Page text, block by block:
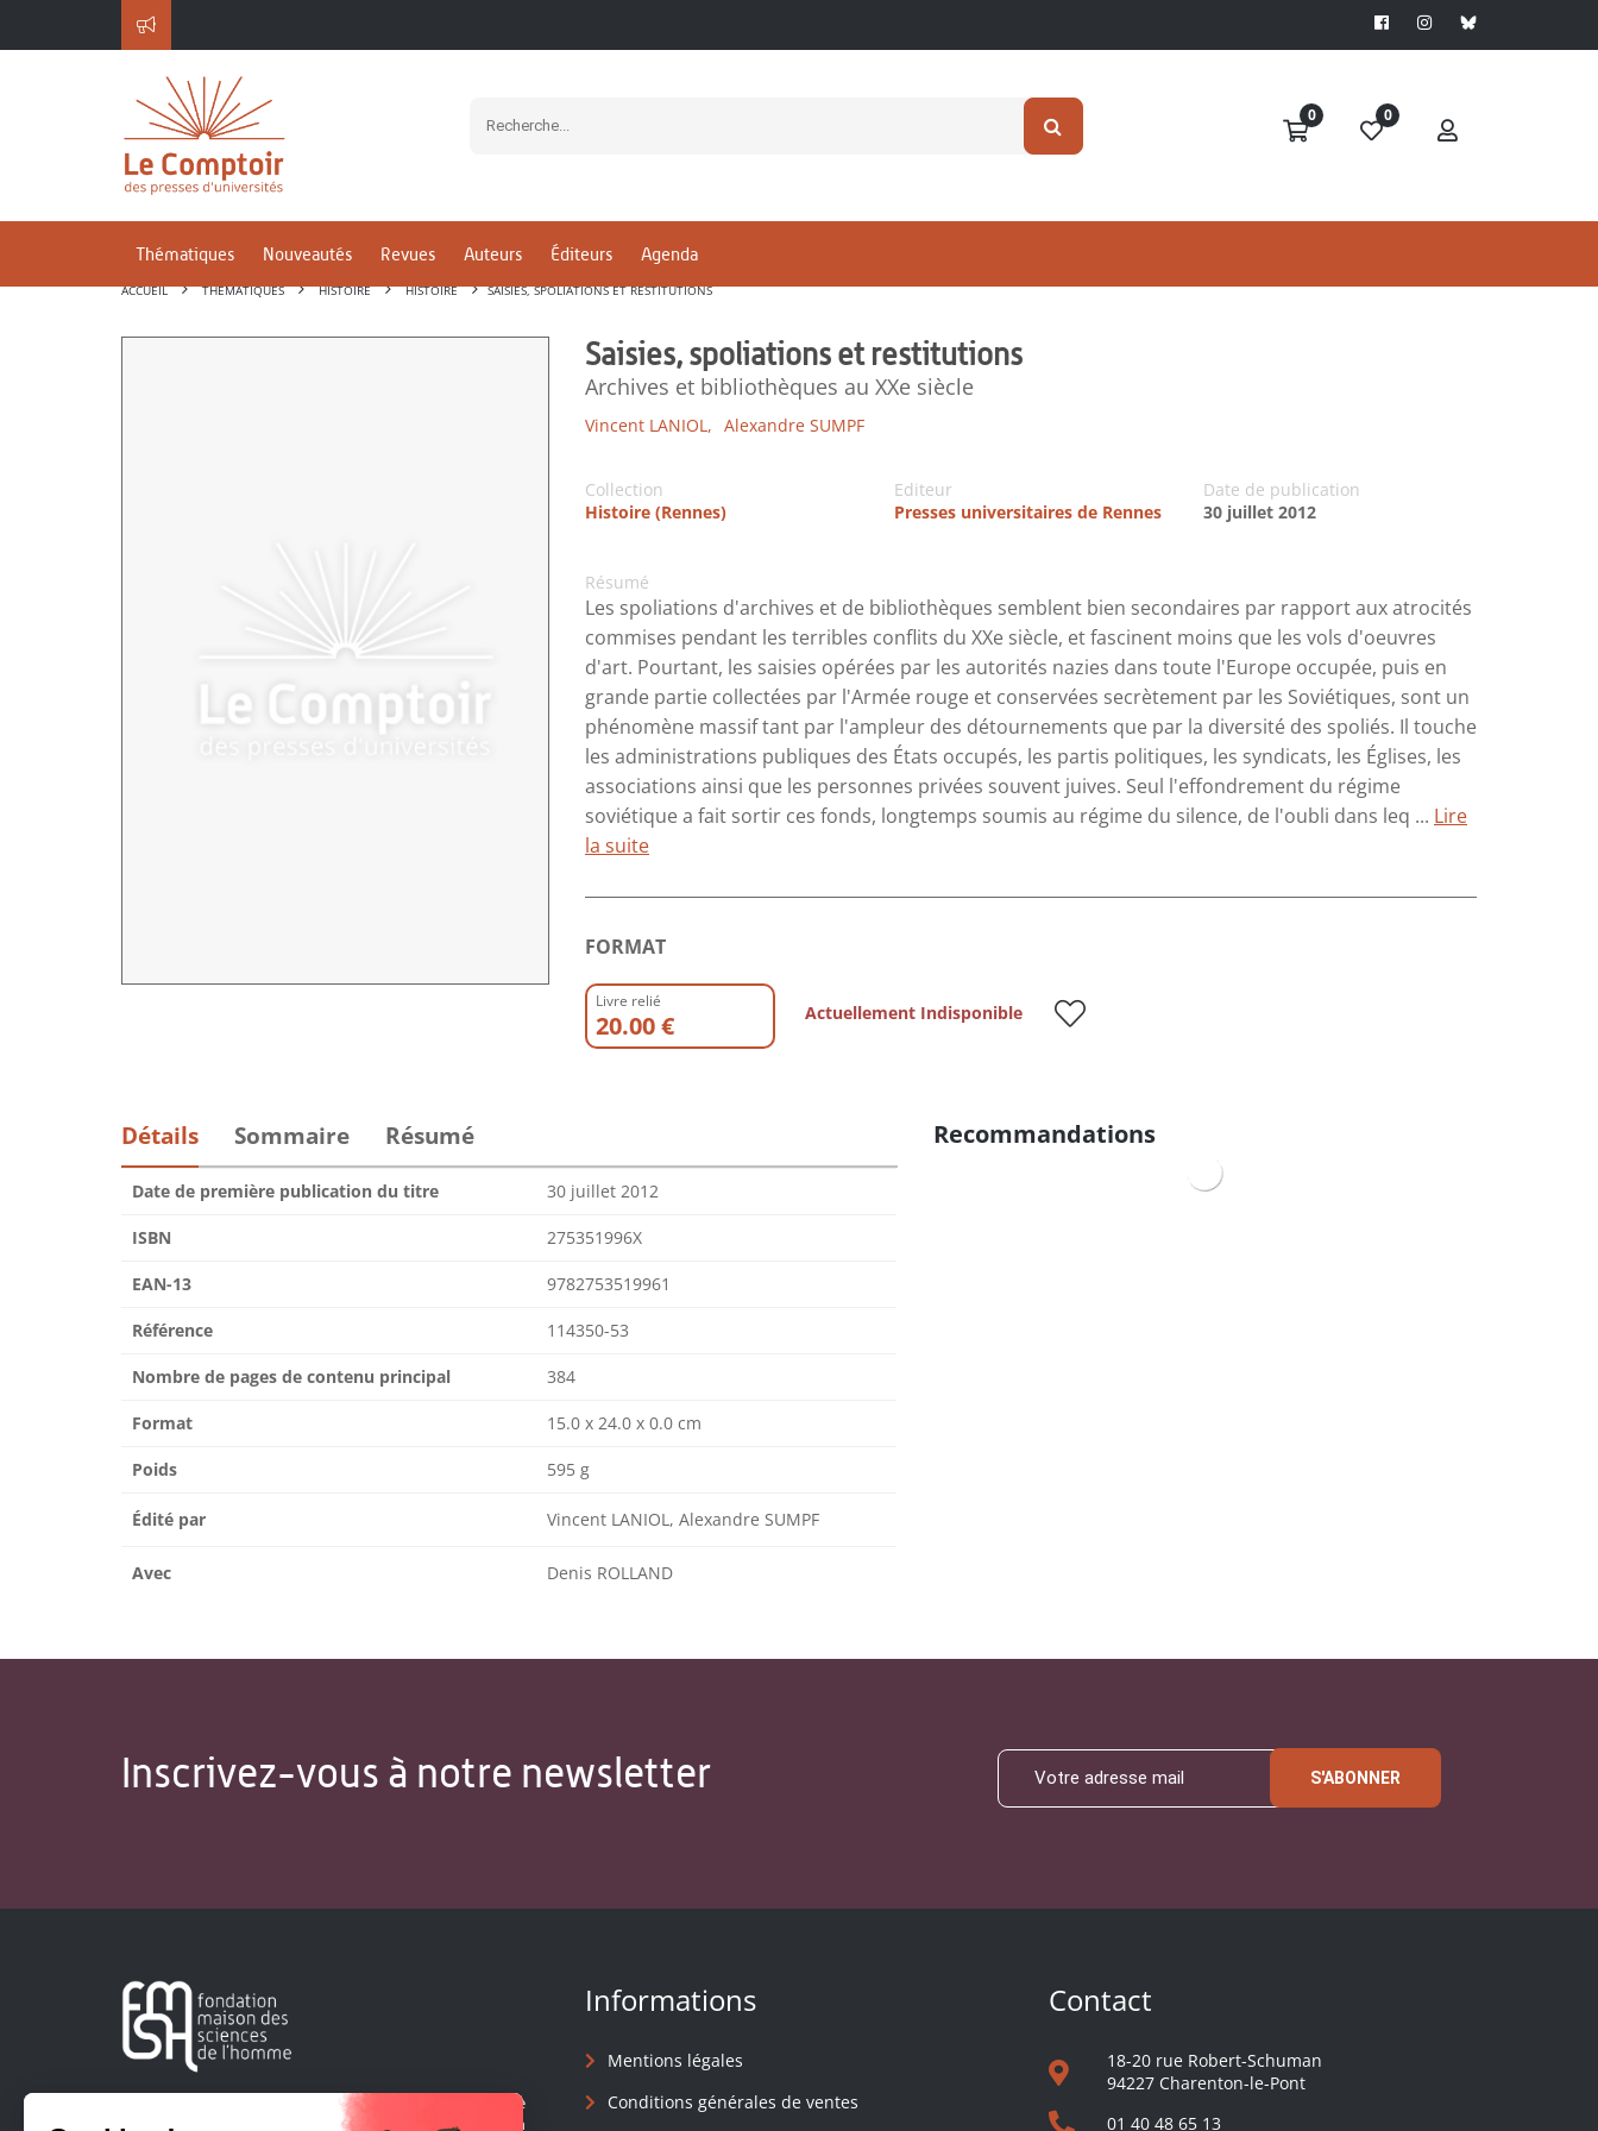
0 0
Thématiques Nouveautés Revues Auteurs Éditeurs Agenda
ACCUEIL THÉMATIQUES HISTOIRE HISTOIRE SAISIES, SPOLIATIONS ET RESTITUTIONS
Saisies, spoliations et restitutions
Archives et bibliothèques au XXe siècle
Vincent LANIOL, Alexandre SUMPF
Collection
Histoire (Rennes)
Editeur
Presses universitaires de Rennes
Date de publication
30 juillet 2012
Résumé
Les spoliations d'archives et de bibliothèques semblent bien secondaires par rapport aux atrocités
commises pendant les terribles conflits du XXe siècle, et fascinent moins que les vols d'oeuvres
d'art. Pourtant, les saisies opérées par les autorités nazies dans toute l'Europe occupée, puis en
grande partie collectées par l'Armée rouge et conservées secrètement par les Soviétiques, sont un
phénomène massif tant par l'ampleur des détournements que par la diversité des spoliés. Il touche
les administrations publiques des États occupés, les partis politiques, les syndicats, les Églises, les
associations ainsi que les personnes privées souvent juives. Seul l'effondrement du régime
soviétique a fait sortir ces fonds, longtemps soumis au régime du silence, de l'oubli dans leq ... Lire
la suite
FORMAT
Livre relié
20.00 € Actuellement Indisponible
Détails Sommaire Résumé
Date de première publication du titre 30 juillet 2012
ISBN 275351996X
EAN-13 9782753519961
Référence 114350-53
Nombre de pages de contenu principal 384
Format 15.0 x 24.0 x 0.0 cm
Poids 595 g
Édité par Vincent LANIOL, Alexandre SUMPF
Avec Denis ROLLAND
Recommandations
Inscrivez-vous à notre newsletter S'ABONNER
Créée en 1963, la Fondation Maison Sciences de l'Homme
soutient la recherche et la diffusion des connaissances en
Informations
Mentions légales
Conditions générales de ventes
Contact
18-20 rue Robert-Schuman
94227 Charenton-le-Pont
01 40 48 65 13